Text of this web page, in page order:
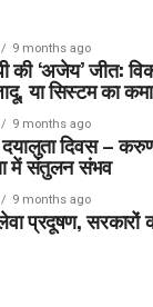
9 months ago
की ‘अजेय’ जीत:
या सिस्टम का
9 months ago
दयालुता दिवस –
में संतुलन संभव
9 months ago
प्रदूषण, सरकारों